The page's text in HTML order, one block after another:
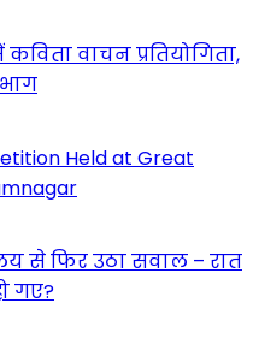
वाचन प्रतियोगिता,
Held at Great
से फिर उठा सवाल – रात
गए?